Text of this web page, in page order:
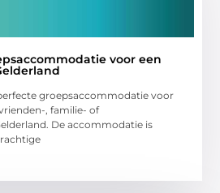
voor een
groepsaccommodatie voor
, familie- of
De accommodatie is